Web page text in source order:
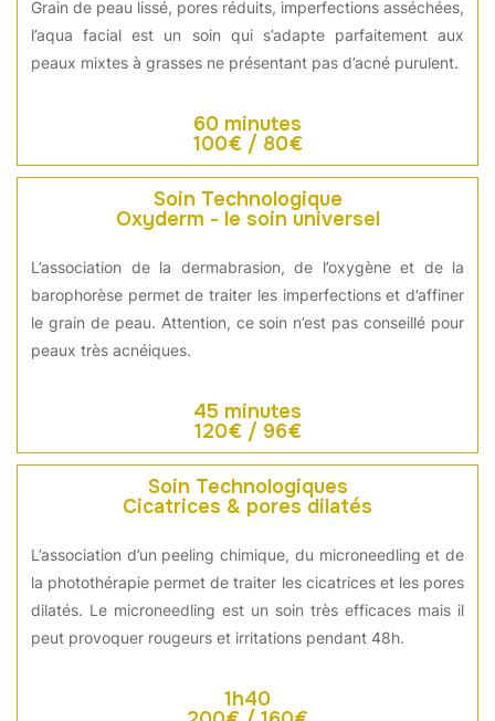
Grain de peau lissé, pores réduits, imperfections asséchées,
l’aqua facial est un soin qui s’adapte parfaitement aux
peaux mixtes à grasses ne présentant pas d’acné purulent.
60 minutes
100€ / 80€
Soin Technologique
Oxyderm - le soin universel
L’association de la dermabrasion, de l’oxygène et de la
barophorèse permet de traiter les imperfections et d’affiner
le grain de peau. Attention, ce soin n’est pas conseillé pour
peaux très acnéiques.
45 minutes
120€ / 96€
Soin Technologiques
Cicatrices & pores dilatés
L’association d’un peeling chimique, du microneedling et de
la photothérapie permet de traiter les cicatrices et les pores
dilatés. Le microneedling est un soin très efficaces mais il
peut provoquer rougeurs et irritations pendant 48h.
1h40